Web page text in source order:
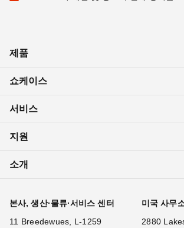
제품
쇼케이스
서비스
지원
소개
본사, 생산·물류·서비스 센터
11 Breedewues, L-1259
미국 사무
2880